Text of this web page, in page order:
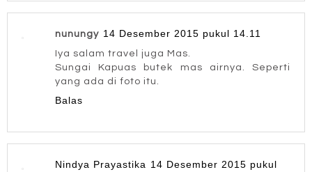
nunungy 14 Desember 2015 pukul 14.11
Iya salam travel juga Mas.
Sungai Kapuas butek mas airnya. Seperti
yang ada di foto itu.
Balas
Nindya Prayastika 14 Desember 2015 pukul